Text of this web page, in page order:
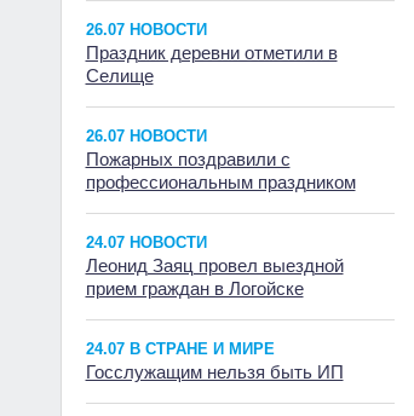
26.07 НОВОСТИ
Праздник деревни отметили в
Селище
26.07 НОВОСТИ
Пожарных поздравили с
профессиональным праздником
24.07 НОВОСТИ
Леонид Заяц провел выездной
прием граждан в Логойске
24.07 В СТРАНЕ И МИРЕ
Госслужащим нельзя быть ИП